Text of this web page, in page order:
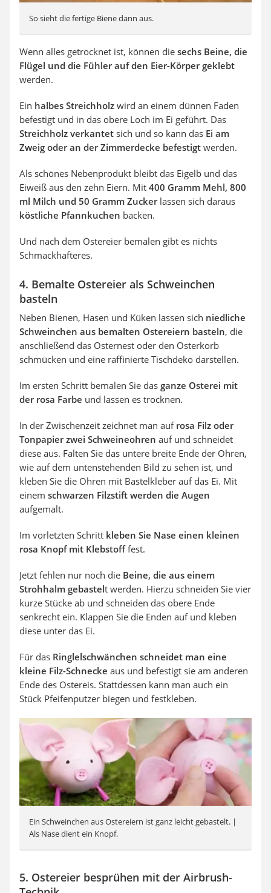
So sieht die fertige Biene dann aus.
Wenn alles getrocknet ist, können die sechs Beine, die
Flügel und die Fühler auf den Eier-Körper geklebt
werden.
Ein halbes Streichholz wird an einem dünnen Faden
befestigt und in das obere Loch im Ei geführt. Das
Streichholz verkantet sich und so kann das Ei am
Zweig oder an der Zimmerdecke befestigt werden.
Als schönes Nebenprodukt bleibt das Eigelb und das
Eiweiß aus den zehn Eiern. Mit 400 Gramm Mehl, 800
ml Milch und 50 Gramm Zuckerlassen sich daraus
köstliche Pfannkuchen backen.
Und nach dem Ostereier bemalen gibt es nichts
Schmackhafteres.
4. Bemalte Ostereier als Schweinchen
basteln
Neben Bienen, Hasen und Küken lassen sich niedliche
Schweinchen aus bemalten Ostereiern basteln, die
anschließend das Osternest oder den Osterkorb
schmücken und eine raffinierte Tischdeko darstellen.
Im ersten Schritt bemalen Sie das ganze Osterei mit
der rosa Farbe und lassen es trocknen.
In der Zwischenzeit zeichnet man auf rosa Filz oder
Tonpapier zwei Schweineohren auf und schneidet
diese aus. Falten Sie das untere breite Ende der Ohren,
wie auf dem untenstehenden Bild zu sehen ist, und
kleben Sie die Ohren mit Bastelkleber auf das Ei. Mit
einem schwarzen Filzstift werden die Augen
aufgemalt.
Im vorletzten Schritt kleben Sie Nase einen kleinen
rosa Knopf mit Klebstofffest.
Jetzt fehlen nur noch die Beine, die aus einem
Strohhalm gebastelt werden. Hierzu schneiden Sie vier
kurze Stücke ab und schneiden das obere Ende
senkrecht ein. Klappen Sie die Enden auf und kleben
diese unter das Ei.
Für das Ringlelschwänchen schneidet man eine
kleine Filz-Schnecke aus und befestigt sie am anderen
Ende des Ostereis. Stattdessen kann man auch ein
Stück Pfeifenputzer biegen und festkleben.
Ein Schweinchen aus Ostereiern ist ganz leicht gebastelt. |
Als Nase dient ein Knopf.
5. Ostereier besprühen mit der Airbrush-